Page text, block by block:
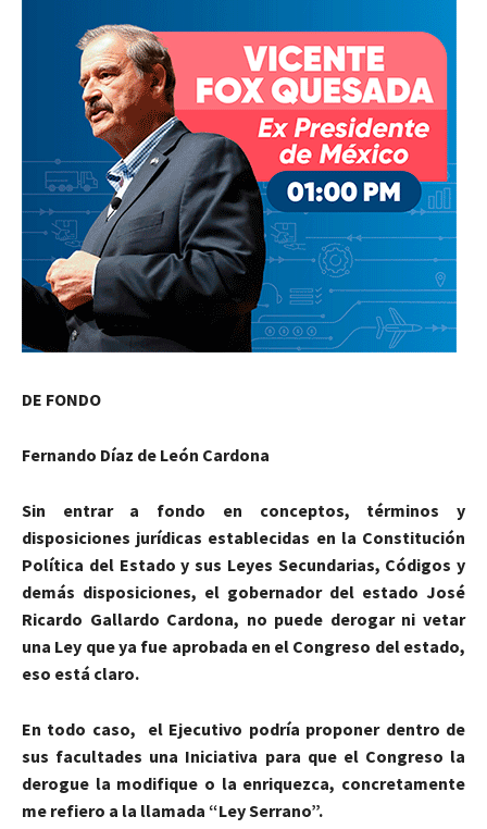
DE FONDO
Fernando Díaz de León Cardona
Sin entrar a fondo en conceptos, términos y
disposiciones jurídicas establecidas en la Constitución
Política del Estado y sus Leyes Secundarias, Códigos y
demás disposiciones, el gobernador del estado José
Ricardo Gallardo Cardona, no puede derogar ni vetar
una Ley que ya fue aprobada en el Congreso del estado,
eso está claro.
En todo caso, el Ejecutivo podría proponer dentro de
sus facultades una Iniciativa para que el Congreso la
derogue la modifique o la enriquezca, concretamente
me refiero a la llamada “Ley Serrano”.